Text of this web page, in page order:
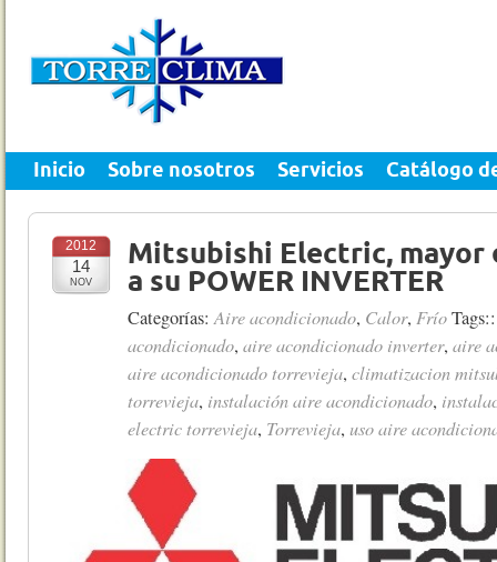
Inicio Sobre nosotros Servicios Catálogo
2012
14
NOV
Mitsubishi Electric, mayor
a su POWER INVERTER
Categorías:Aire acondicionado, Calor, Frío
acondicionado, aire acondicionado inverter, aire
aire acondicionado torrevieja, climatizacion
torrevieja, instalación aire acondicionado,
electric torrevieja, Torrevieja, uso aire